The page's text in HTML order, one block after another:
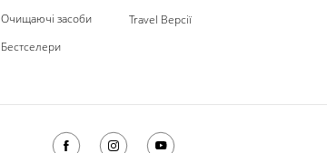
Очищаючі засоби
Бестселери
Travel Версії